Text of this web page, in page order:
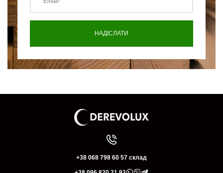
+38 068 798 60 57 склад